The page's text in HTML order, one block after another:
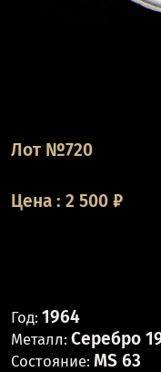
Лот №720
Цена : 2 500 ₽
Год: 1964
Металл: Серебро
Состояние: MS 63